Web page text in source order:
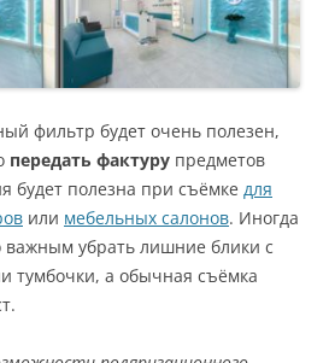
фильтр будет очень полезен,
передать фактуру предметов
будет полезна при съёмке для
или мебельных салонов. Иногда
убрать лишние блики с
тумбочки, а обычная съёмка